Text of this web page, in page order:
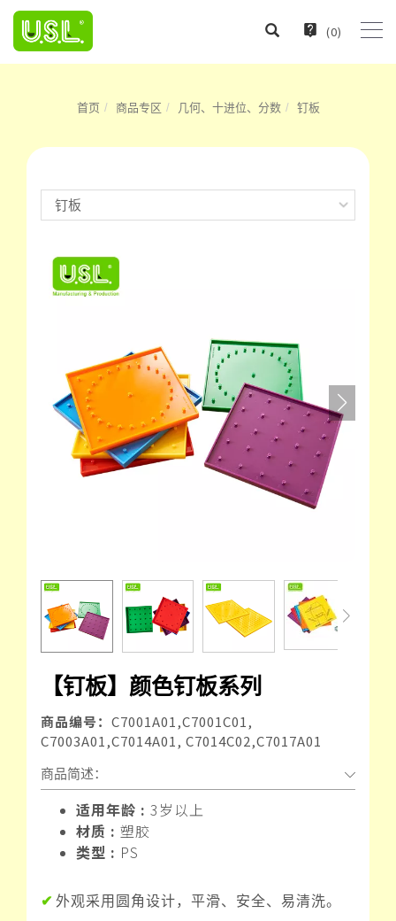
(0)
首页 商品专区 几何、十进位、分数 钉板
【钉板】颜色钉板系列
商品编号： C7001A01,C7001C01,
C7003A01,C7014A01, C7014C02,C7017A01
商品简述：
适用年龄 : 3岁以上
材质 : 塑胶
类型 : PS
✔ 外观采用圆角设计，平滑、安全、易清洗。